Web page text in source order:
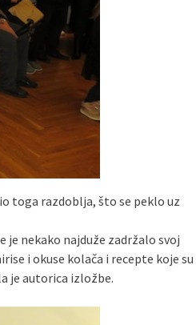
toga razdoblja, što se peklo uz
nekako najduže zadržalo svoj
i okuse kolača i recepte koje su
je autorica izložbe.